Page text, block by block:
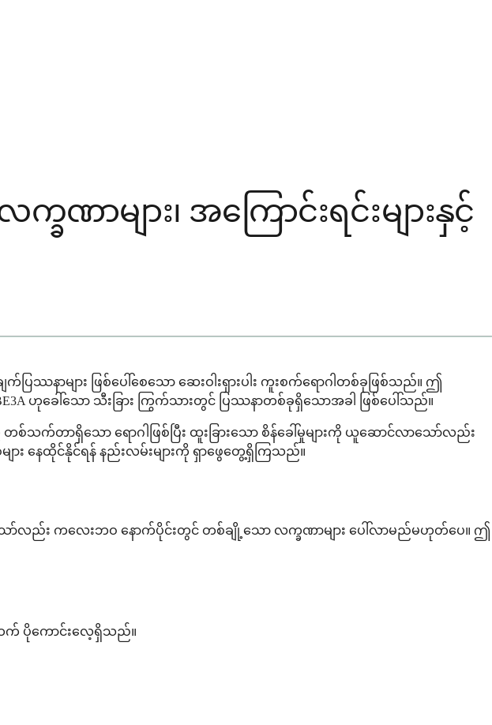
ခဏာများ၊ အကြောင်းရင်းများနှင့်
ပြဿနာများ ဖြစ်ပေါ်စေသော ဆေးဝါးရှားပါး ကူးစက်ရောဂါတစ်ခုဖြစ်သည်။ ဤ
ဟုခေါ်သော သီးခြား ကြွက်သားတွင် ပြဿနာတစ်ခုရှိသောအခါ ဖြစ်ပေါ်သည်။
တစ်သက်တာရှိသော ရောဂါဖြစ်ပြီး ထူးခြားသော စိန်ခေါ်မှုများကို ယူဆောင်လာသော်လည်း
ျား နေထိုင်နိုင်ရန် နည်းလမ်းများကို ရှာဖွေတွေ့ရှိကြသည်။
ော်လည်း ကလေးဘဝ နောက်ပိုင်းတွင် တစ်ချို့သော လက္ခဏာများ ပေါ်လာမည်မဟုတ်ပေ။ ဤ
းထက် ပိုကောင်းလေ့ရှိသည်။